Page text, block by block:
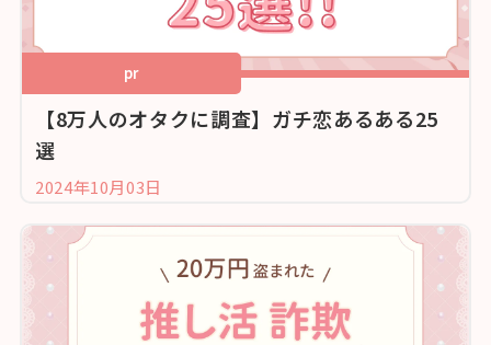
pr
【8万人のオタクに調査】ガチ恋あるある25
選
2024年10月03日